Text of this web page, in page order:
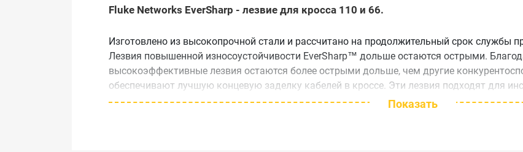
Fluke Networks EverSharp - лезвие для кросса 110 и 66.
Изготовлено из высокопрочной стали и рассчитано на продолжительный срок службы
Лезвия повышенной износоустойчивости EverSharp™ дольше остаются острыми.
высокоэффективные лезвия остаются более острыми дольше, чем другие
обеспечивают лучшую концевую заделку кабелей в кроссе. Эти лезвия подходят для
D214™ Punchdown Tool (инструмент для обрубки кабеля).
Показать